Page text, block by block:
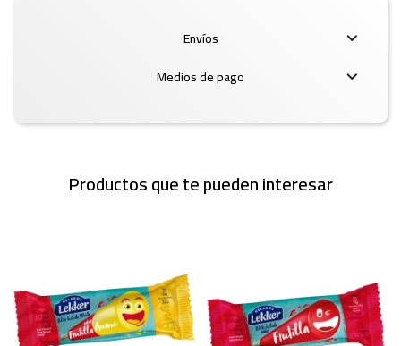
Envíos
Medios de pago
Productos que te pueden interesar